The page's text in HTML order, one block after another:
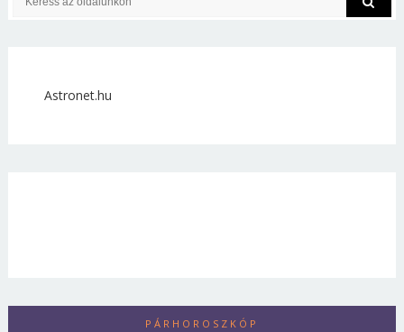
Astronet.hu
PÁRHOROSZKÓP